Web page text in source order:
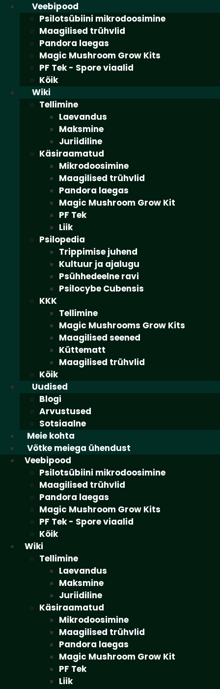
Veebipood
Psilotsübiini mikrodoosimine
Maagilised trühvlid
Pandora laegas
Magic Mushroom Grow Kits
PF Tek - Spore viaalid
Kõik
Wiki
Tellimine
Laevandus
Maksmine
Juriidiline
Käsiraamatud
Mikrodoosimine
Maagilised trühvlid
Pandora laegas
Magic Mushroom Grow Kit
PF Tek
Liik
Psilopedia
Trippimise juhend
Kultuur ja ajalugu
Psühhedeelne ravi
Psilocybe Cubensis
KKK
Tellimine
Magic Mushrooms Grow Kits
Maagilised seened
Küttematt
Maagilised trühvlid
Kõik
Uudised
Blogi
Arvustused
Sotsiaalne
Meie kohta
Võtke meiega ühendust
Veebipood
Psilotsübiini mikrodoosimine
Maagilised trühvlid
Pandora laegas
Magic Mushroom Grow Kits
PF Tek - Spore viaalid
Kõik
Wiki
Tellimine
Laevandus
Maksmine
Juriidiline
Käsiraamatud
Mikrodoosimine
Maagilised trühvlid
Pandora laegas
Magic Mushroom Grow Kit
PF Tek
Liik